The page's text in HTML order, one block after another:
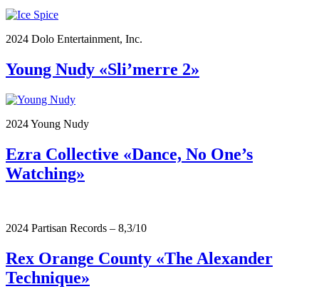
2024 Dolo Entertainment, Inc.
Young Nudy «Sli’merre 2»
2024 Young Nudy
Ezra Collective «Dance, No One’s
Watching»
2024 Partisan Records – 8,3/10
Rex Orange County «The Alexander
Technique»